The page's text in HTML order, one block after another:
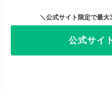
＼公式サイト限定で最
公式サイ